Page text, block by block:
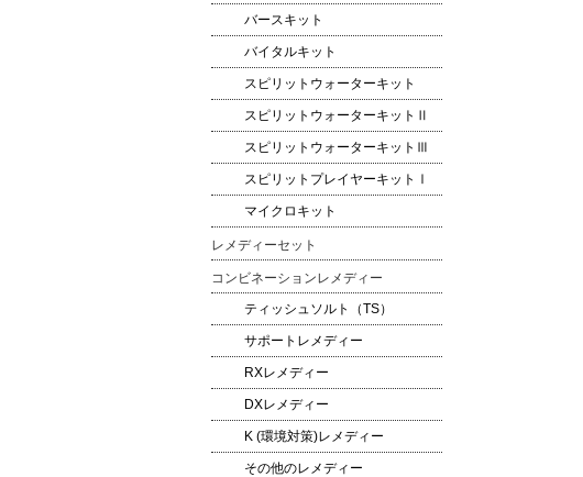
バースキット
バイタルキット
スピリットウォーターキット
スピリットウォーターキットⅡ
スピリットウォーターキットⅢ
スピリットプレイヤーキットⅠ
マイクロキット
レメディーセット
コンビネーションレメディー
ティッシュソルト（TS）
サポートレメディー
RXレメディー
DXレメディー
K (環境対策)レメディー
その他のレメディー